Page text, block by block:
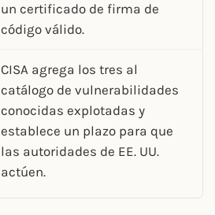
un certificado de firma de
código válido.
CISA agrega los tres al
catálogo de vulnerabilidades
conocidas explotadas y
establece un plazo para que
las autoridades de EE. UU.
actúen.